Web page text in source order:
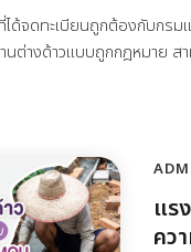
ได้จดทะเบียนถูกต้องกับกร
นต่างด้าวแบบถูกกฎหมาย
แร
คว